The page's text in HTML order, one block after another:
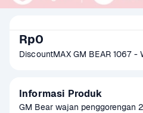
Rp0
DiscountMAX GM BEAR 1067
Informasi Produk
GM Bear wajan penggorengan